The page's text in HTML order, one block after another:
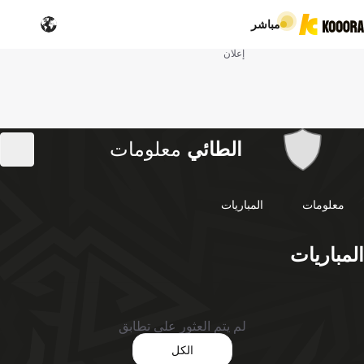
مباشر
إعلان
الطائي معلومات
معلومات المباريات
المباريات
لم يتم العثور على تطابق
الكل